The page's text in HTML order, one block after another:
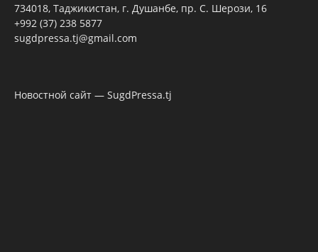
734018, Таджикистан, г. Душанбе, пр. С. Шерози, 16
+992 (37) 238 5877
sugdpressa.tj@gmail.com
Новостной сайт — SugdPressa.tj